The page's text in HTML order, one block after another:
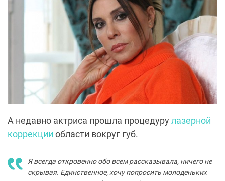
А недавно актриса прошла процедурулазерной
коррекции области вокруг губ.
Я всегда откровенно обо всем рассказывала, ничего не
скрывая. Единственное, хочу попросить молоденьких